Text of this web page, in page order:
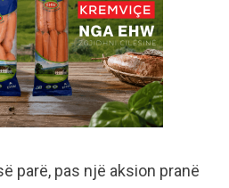
parë, pas një aksion pranë